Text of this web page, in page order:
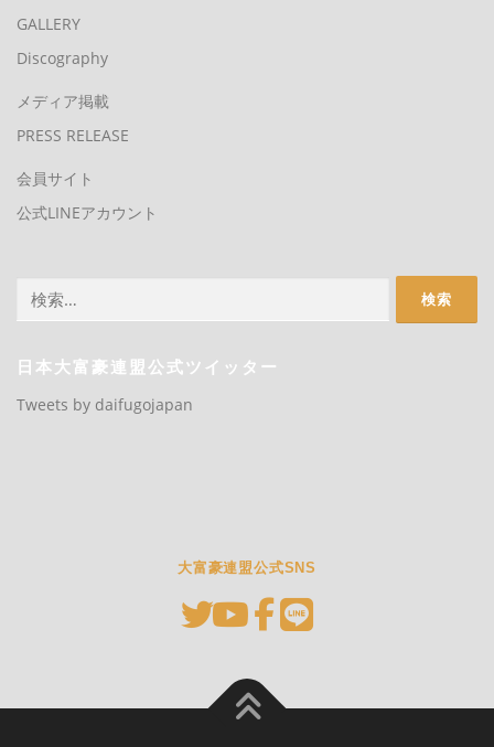
GALLERY
Discography
メディア掲載
PRESS RELEASE
会員サイト
公式LINEアカウント
索:
日本大富豪連盟公式ツイッター
Tweets by daifugojapan
大富豪連盟公式SNS